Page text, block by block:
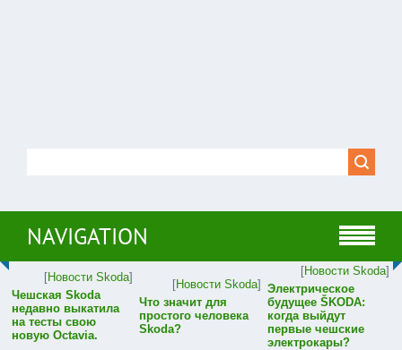
NAVIGATION
[Новости Skoda]
Чешская Skoda
недавно выкатила
на тесты свою
новую Octavia.
[Новости Skoda]
Что значит для
простого человека
Skoda?
[Новости Skoda]
Электрическое
будущее ŠKODA:
когда выйдут
первые чешские
электрокары?